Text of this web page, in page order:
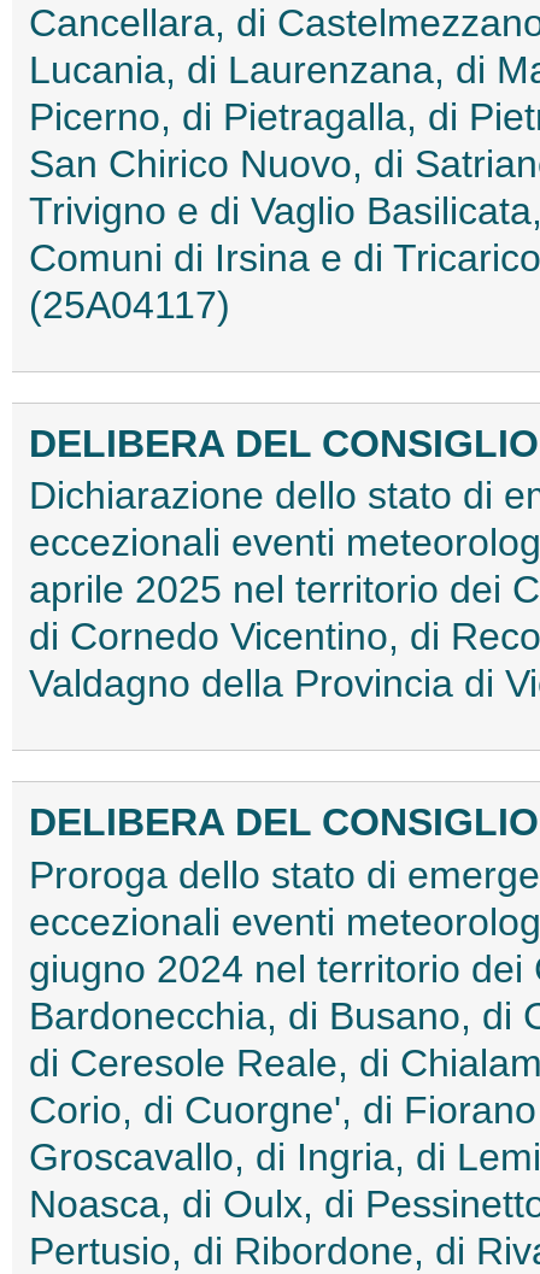
Cancellara, di
Lucania, di Laurenzana, di
Picerno, di Pietragalla, di
San Chirico Nuovo, di
Trivigno e di Vaglio
Comuni di Irsina e di
(25A04117)
DELIBERA DEL
Dichiarazione dello stato di
eccezionali eventi
aprile 2025 nel territorio dei
di Cornedo Vicentino, di
Valdagno della Provincia di
DELIBERA DEL
Proroga dello stato di
eccezionali eventi
giugno 2024 nel territorio
Bardonecchia, di Busano, di
di Ceresole Reale, di
Corio, di Cuorgne', di
Groscavallo, di Ingria, di
Noasca, di Oulx, di
Pertusio, di Ribordone, di